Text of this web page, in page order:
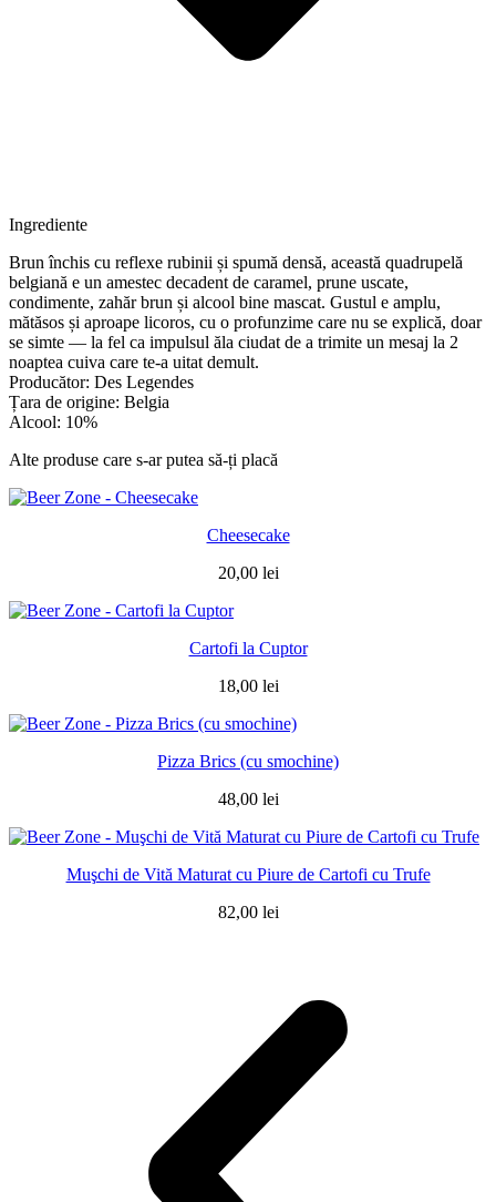
Ingrediente
Brun închis cu reflexe rubinii și spumă densă, această quadrupelă
belgiană e un amestec decadent de caramel, prune uscate,
condimente, zahăr brun și alcool bine mascat. Gustul e amplu,
mătăsos și aproape licoros, cu o profunzime care nu se explică, doar
se simte — la fel ca impulsul ăla ciudat de a trimite un mesaj la 2
noaptea cuiva care te-a uitat demult.
Producător: Des Legendes
Țara de origine: Belgia
Alcool: 10%
Alte produse care s-ar putea să-ți placă
Cheesecake
20,00 lei
Cartofi la Cuptor
18,00 lei
Pizza Brics (cu smochine)
48,00 lei
Muşchi de Vită Maturat cu Piure de Cartofi cu Trufe
82,00 lei